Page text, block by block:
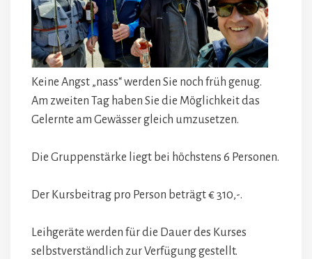
Keine Angst „nass“ werden Sie noch früh genug.
Am zweiten Tag haben Sie die Möglichkeit das
Gelernte am Gewässer gleich umzusetzen.
Die Gruppenstärke liegt bei höchstens 6 Personen.
Der Kursbeitrag pro Person beträgt € 310,-.
Leihgeräte werden für die Dauer des Kurses
selbstverständlich zur Verfügung gestellt.